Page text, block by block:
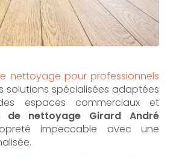
nettoyage pour professionnels
solutions spécialisées adaptées
espaces commerciaux et
de nettoyage Girard André
impeccable avec une